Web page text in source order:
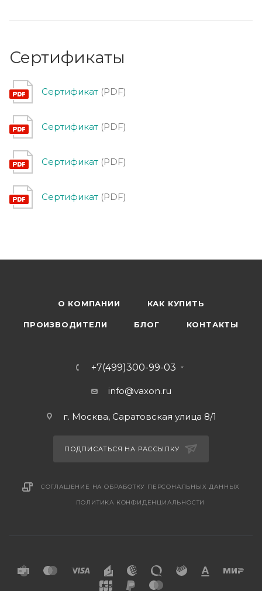
Сертификаты
Сертификат (PDF)
Сертификат (PDF)
Сертификат (PDF)
Сертификат (PDF)
О КОМПАНИИ КАК КУПИТЬ
ПРОИЗВОДИТЕЛИ БЛОГ КОНТАКТЫ
+7(499)300-99-03
info@vaxon.ru
г. Москва, Саратовская улица 8/1
ПОДПИСАТЬСЯ НА РАССЫЛКУ
СОГЛАШЕНИЕ НА ОБРАБОТКУ ПЕРСОНАЛЬНЫХ ДАННЫХ
ПОЛИТИКА КОНФИДЕНЦИАЛЬНОСТИ